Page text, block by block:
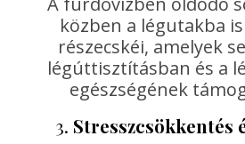
közben a légutakba
részecskéi, amelyek
légúttisztításban és a
egészségének
3. Stresszcsökkentés